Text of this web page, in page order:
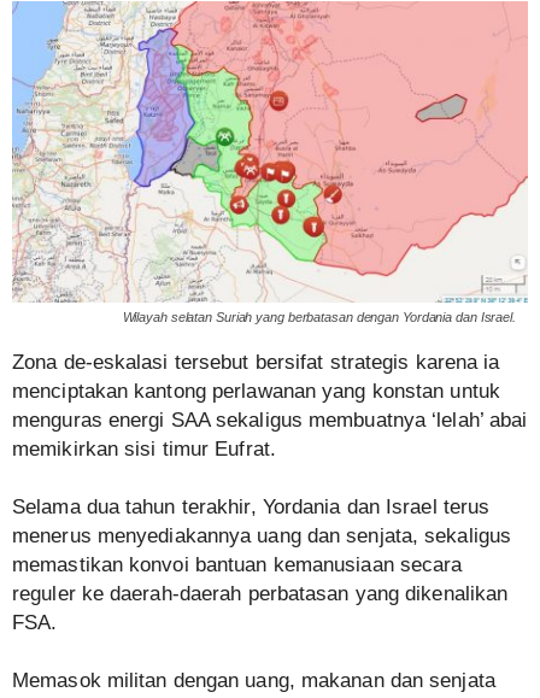
Wilayah selatan Suriah yang berbatasan dengan Yordania dan Israel.
Zona de-eskalasi tersebut bersifat strategis karena ia
menciptakan kantong perlawanan yang konstan untuk
menguras energi SAA sekaligus membuatnya ‘lelah’ abai
memikirkan sisi timur Eufrat.
Selama dua tahun terakhir, Yordania dan Israel terus
menerus menyediakannya uang dan senjata, sekaligus
memastikan konvoi bantuan kemanusiaan secara
reguler ke daerah-daerah perbatasan yang dikenalikan
FSA.
Memasok militan dengan uang, makanan dan senjata